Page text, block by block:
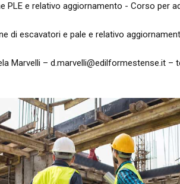
PLE e relativo aggiornamento - Corso per
di escavatori e pale e relativo
Marvelli – d.marvelli@edilformestense.it –